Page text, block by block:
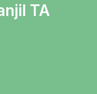
TA